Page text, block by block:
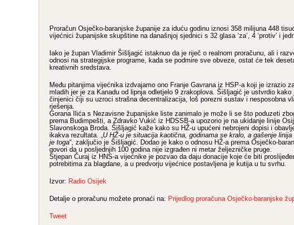
Proračun Osječko-baranjske županije za iduću godinu iznosi 358 milijuna 448
vijećnici županijske skupštine na današnjoj sjednici s 32 glasa ‘za’, 4 ‘protiv’ i
Iako je župan Vladimir Šišljagić istaknuo da je riječ o realnom proračunu, ali i
odnosi na strategijske programe, kada se podmire sve obveze, ostat će tek
kreativnih sredstava.
Među pitanjima vijećnika izdvajamo ono Franje Gavrana iz HSP-a koji je izrazio
mladih jer je za Kanadu od lipnja odletjelo 9 zrakoplova. Šišljagić je ustvrdio kako
činjenici čiji su uzroci strašna decentralizacija, loš porezni sustav i nesposobna
rješenja.
Gorana Ilića s Nezavisne županijske liste zanimalo je može li se što poduzeti
prema Budimpešti, a Zdravko Vukić iz HDSSB-a upozorio je na ukidanje linije
Slavonskoga Broda. Šišljagić kaže kako su HŽ-u upućeni nebrojeni dopisi i
ikakva rezultata. „ U HŽ-u je situacija kaotična, godinama se kralo, a gašenje
je toga“, zaključio je Šišljagić. Dodao je kako o odnosu HŽ-a prema Osječko-
govori da u posljednjih 100 godina nije izgrađen ni metar željezničke pruge.
Stjepan Čuraj iz HNS-a vijećnike je pozvao da daju donacije koje će biti
potrebitima za blagdane, a u predvorju vijećnice postavljena je kutija u tu svrhu.
Izvor: Radio Osijek
Detalje o proračunu možete pronaći na: Prijedlog proračuna Osječko-baranjske
Tweet